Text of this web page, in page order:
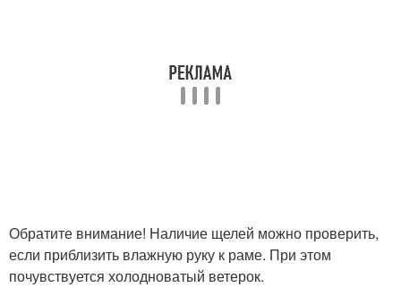
Обратите внимание! Наличие щелей можно проверить,
если приблизить влажную руку к раме. При этом
почувствуется холодноватый ветерок.